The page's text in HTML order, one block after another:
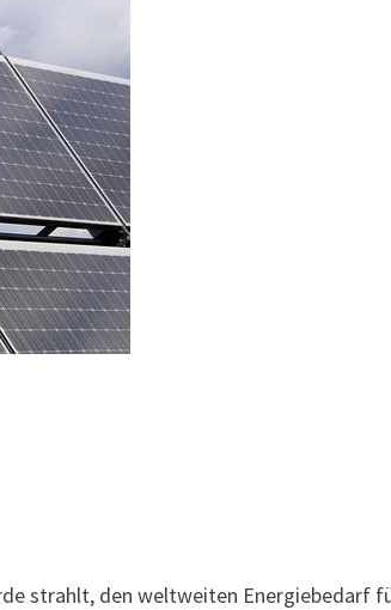
strahlt, den weltweiten Energiebedarf